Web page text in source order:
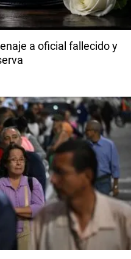
a oficial fallecido y